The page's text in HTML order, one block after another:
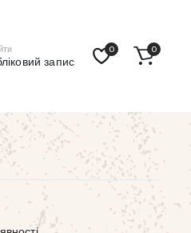
запис
0 0